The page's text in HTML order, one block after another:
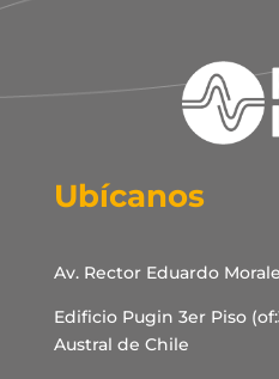
Ubícanos
Av. Rector Eduardo
Edificio Pugin 3er Piso
Austral de Chile